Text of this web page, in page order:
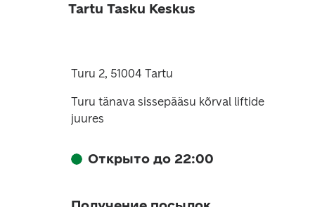
Tartu Tasku Keskus
Turu 2, 51004 Tartu
Turu tänava sissepääsu kõrval liftide
juures
Открыто до 22:00